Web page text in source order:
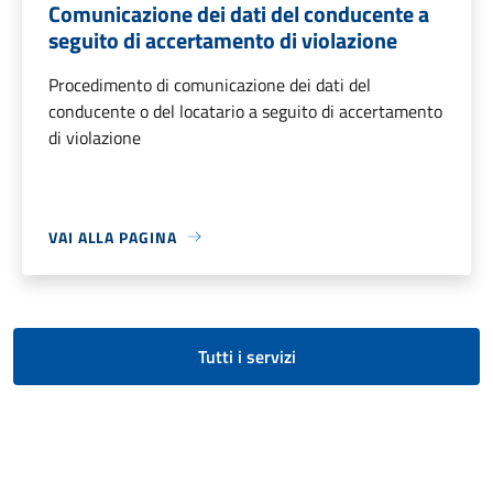
Comunicazione dei dati del conducente a
seguito di accertamento di violazione
Procedimento di comunicazione dei dati del
conducente o del locatario a seguito di accertamento
di violazione
VAI ALLA PAGINA
Tutti i servizi